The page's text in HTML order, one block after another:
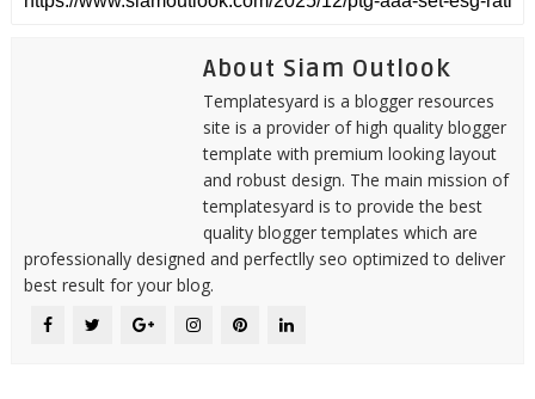
About Siam Outlook
Templatesyard is a blogger resources
site is a provider of high quality blogger
template with premium looking layout
and robust design. The main mission of
templatesyard is to provide the best
quality blogger templates which are
professionally designed and perfectlly seo optimized to deliver
best result for your blog.